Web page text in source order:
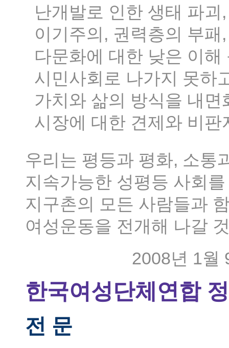
난개발로 인한 생태 파
이기주의, 권력층의 부
다문화에 대한 낮은 이
시민사회로 나가지 못하
가치와 삶의 방식을 내
시장에 대한 견제와 비
우리는 평등과 평화, 소통
지속가능한 성평등 사회
지구촌의 모든 사람들과
여성운동을 전개해 나갈
2008년 1월
한국여성단체연합
전 문